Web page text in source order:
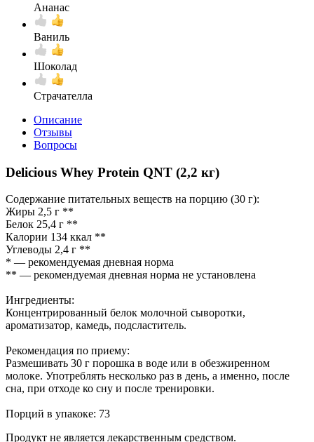
Ананас
Ваниль
Шоколад
Страчателла
Описание
Отзывы
Вопросы
Delicious Whey Protein QNT (2,2 кг)
Cодержание питательных веществ на порцию (30 г):
Жиры 2,5 г **
Белок 25,4 г **
Калории 134 ккал **
Углеводы 2,4 г **
* — рекомендуемая дневная норма
** — рекомендуемая дневная норма не установлена
Ингредиенты:
Концентрированный белок молочной сыворотки,
ароматизатор, камедь, подсластитель.
Рекомендация по приему:
Размешивать 30 г порошка в воде или в обезжиренном
молоке. Употреблять несколько раз в день, а именно, после
сна, при отходе ко сну и после тренировки.
Порций в упакоке: 73
Продукт не является лекарственным средством.